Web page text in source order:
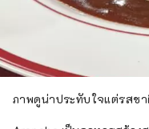
ภาพดูน่าประทับใจแต่รสช